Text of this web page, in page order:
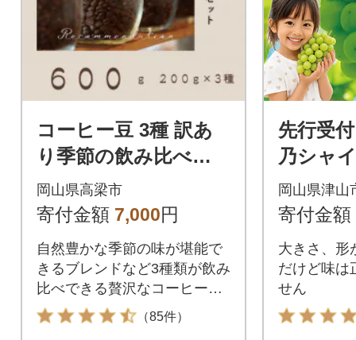
コーヒー豆 3種 訳あ
り季節の飲み比べセ
ット 600g(200g×3袋)
岡山県高梁市
寄付金額 7,000円
自然豊かな季節の味が堪能で
きるブレンドなど3種類が飲み
比べできる贅沢なコーヒーア
ソートセット
（85件）
先行受
乃シャ
ト
岡山県津山
寄付金額
大きさ、形
だけど味は
せん